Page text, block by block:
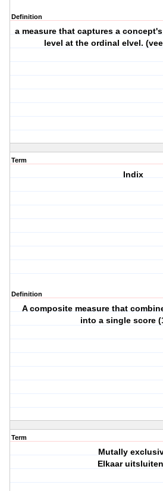
Definition
a measure that captures a
level at the ordinal elvel.
Term
Indix
Definition
A composite measure that
into a single score
Term
Mutally
Elkaar